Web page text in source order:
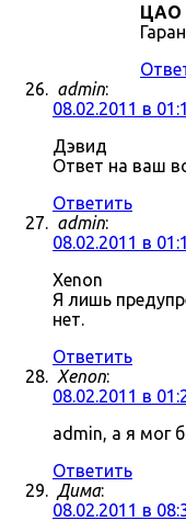
ЦАО
admin:
08.02.2011 в
Дэвид
Ответ на ваш
Ответить
admin:
08.02.2011 в
Xenon
Я лишь
нет.
Ответить
Xenon:
08.02.2011 в
admin, а я мог
Ответить
Дима:
08.02.2011 в